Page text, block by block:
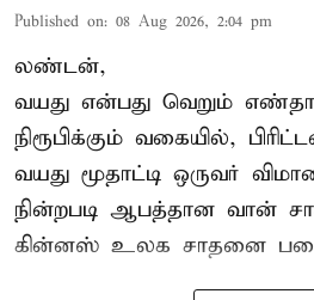
Published on: 08 Aug 2026, 2:04 pm
லண்டன்,
வயது என்பது வெறும்
நிரூபிக்கும் வகையில்,
வயது மூதாட்டி ஒருவர்
நின்றபடி ஆபத்தான வான்
கின்னஸ் உலக சாதனை